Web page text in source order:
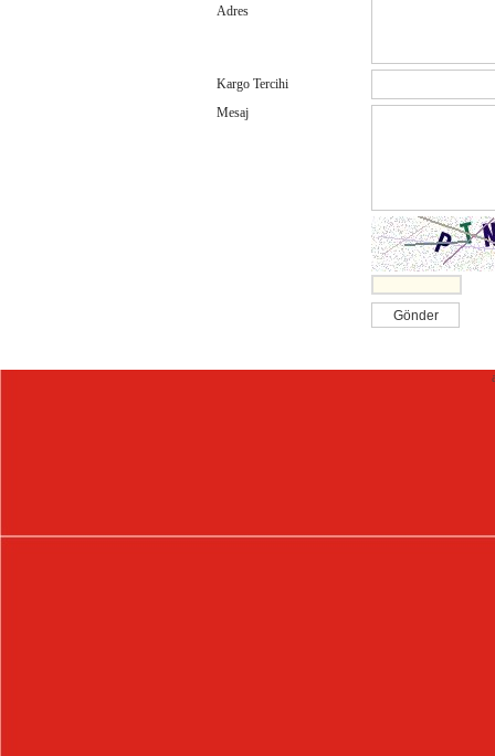
Adres
Kargo Tercihi
Mesaj